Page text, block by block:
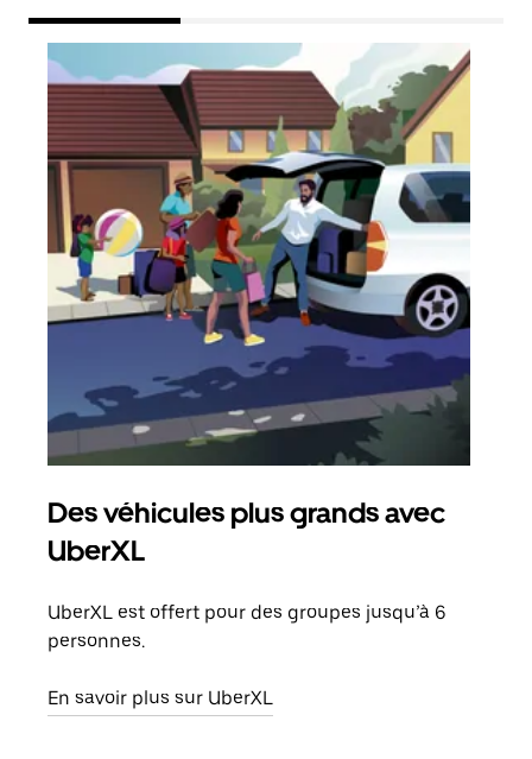
Des véhicules plus grands avec
UberXL
UberXL est offert pour des groupes jusqu’à 6
personnes.
En savoir plus sur UberXL